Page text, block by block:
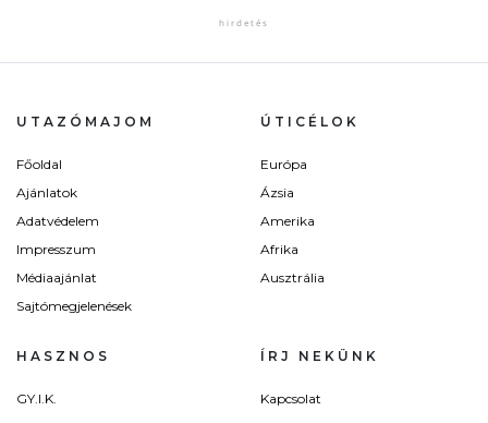
UTAZÓMAJOM
Főoldal
Ajánlatok
Adatvédelem
Impresszum
Médiaajánlat
Sajtómegjelenések
ÚTICÉLOK
Európa
Ázsia
Amerika
Afrika
Ausztrália
HASZNOS
GY.I.K.
ÍRJ NEKÜNK
Kapcsolat